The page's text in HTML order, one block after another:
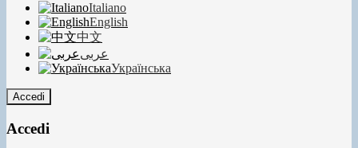
Italiano
English
中文
عربى
Українська
Accedi
Accedi